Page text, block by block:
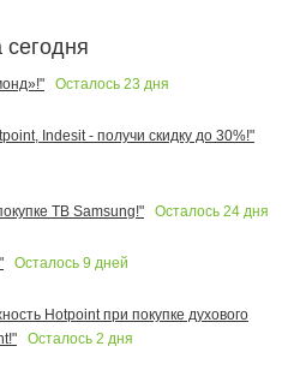
Осталось 23 дня
Indesit - получи скидку до 30%!"
ТВ Samsung!"
Осталось 24 дня
Осталось 9 дней
Hotpoint при покупке духового
Осталось 2 дня